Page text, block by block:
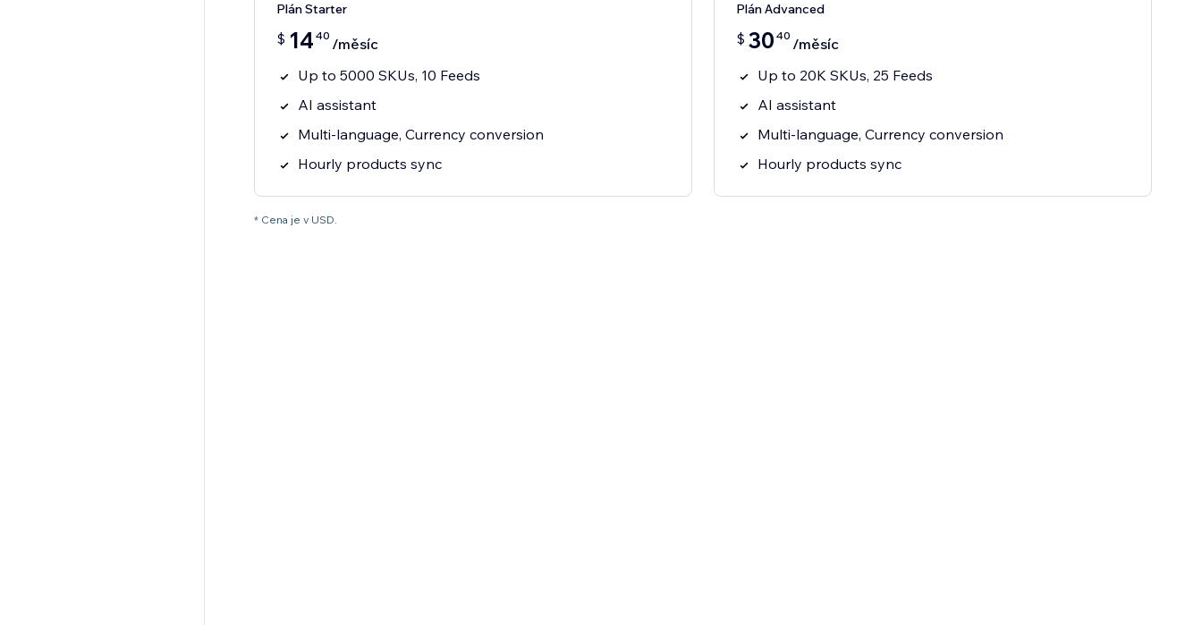
Plán Starter
$ 14 40 /měsíc
Up to 5000 SKUs, 10 Feeds
AI assistant
Multi-language, Currency conversion
Hourly products sync
Plán Advanced
$ 30 40 /měsíc
Up to 20K SKUs, 25 Feeds
AI assistant
Multi-language, Currency conversion
Hourly products sync
* Cena je v USD.